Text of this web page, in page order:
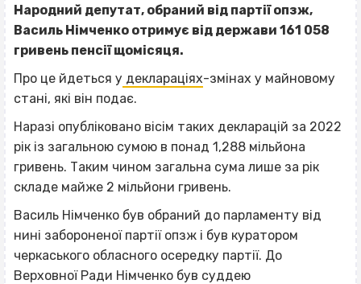
Народний депутат, обраний від партії опзж,
Василь Німченко отримує від держави 161 058
гривень пенсії щомісяця.
Про це йдеться у деклараціях-змінах у майновому
стані, які він подає.
Наразі опубліковано вісім таких декларацій за 2022
рік із загальною сумою в понад 1,288 мільйона
гривень. Таким чином загальна сума лише за рік
складе майже 2 мільйони гривень.
Василь Німченко був обраний до парламенту від
нині забороненої партії опзж і був куратором
черкаського обласного осередку партії. До
Верховної Ради Німченко був суддею